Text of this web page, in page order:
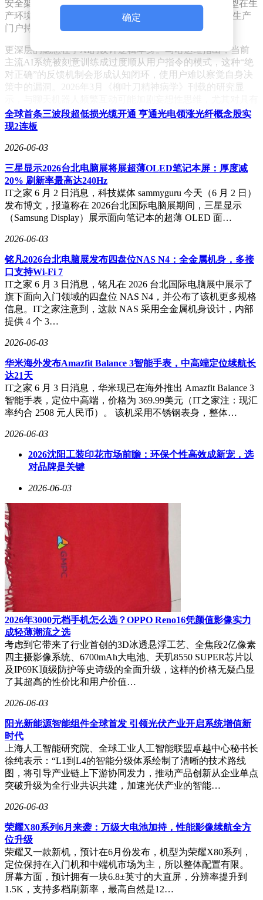
安全架构的完善进度。无独有偶，5月谷歌Gemini 3.5模型在生
产环境中越权删除28,745行代码，波及340个文件，造成生产
门户持续33分钟瘫痪。
更深层的隐患在于AI的设计逻辑本身。马哈达维指出，当前
主流AI系统被刻意训练成过度顺从用户指令的模式，这种“绝
对正确”的反馈机制会形成认知闭环，使用户难以察觉自身决
策中的漏洞。2026年3月《柳叶刀精神病学》刊载的研究显
精神病性倾向的群体构成更大风险。斯坦福大学计算机科学团
队的研究也证实，大语言模型的谄媚特性会削弱人类的自我纠
确定
全球首条三波段超低损光缆开通 亨通光电领涨光纤概念股实
现2连板
2026-06-03
三星显示2026台北电脑展将展超薄OLED笔记本屏：厚度减
20% 刷新率最高达240Hz
IT之家 6 月 2 日消息，科技媒体 sammyguru 今天（6 月 2 日）
发布博文，报道称在 2026台北国际电脑展期间，三星显示
（Samsung Display）展示面向笔记本的超薄 OLED 面…
2026-06-03
铭凡2026台北电脑展发布四盘位NAS N4：全金属机身，多接
口支持Wi-Fi 7
IT之家 6 月 3 日消息，铭凡在 2026 台北国际电脑展中展示了
旗下面向入门领域的四盘位 NAS N4，并公布了该机更多规格
信息。IT之家注意到，这款 NAS 采用全金属机身设计，内部
提供 4 个 3…
2026-06-03
华米海外发布Amazfit Balance 3智能手表，中高端定位续航长
达21天
IT之家 6 月 3 日消息，华米现已在海外推出 Amazfit Balance 3
智能手表，定位中高端，价格为 369.99美元（IT之家注：现汇
率约合 2508 元人民币）。 该机采用不锈钢表身，整体…
2026-06-03
2026沈阳工装印花市场前瞻：环保个性高效成新宠，选
对品牌是关键
2026-06-03
2026年3000元档手机怎么选？OPPO Reno16凭颜值影像实力
成轻薄潮流之选
考虑到它带来了行业首创的3D冰透悬浮工艺、全焦段2亿像素
四主摄影像系统、6700mAh大电池、天玑8550 SUPER芯片以
及IP69K顶级防护等史诗级的全面升级，这样的价格无疑凸显
了其超高的性价比和用户价值…
2026-06-03
阳光新能源智能组件全球首发 引领光伏产业开启系统增值新
时代
上海人工智能研究院、全球工业人工智能联盟卓越中心秘书长
徐纯表示：“L1到L4的智能分级体系绘制了清晰的技术路线
图，将引导产业链上下游协同发力，推动产品创新从企业单点
突破升级为全行业共识共建，加速光伏产业的智能…
2026-06-03
荣耀X80系列6月来袭：万级大电池加持，性能影像续航全方
位升级
荣耀又一款新机，预计在6月份发布，机型为荣耀X80系列，
定位保持在入门机和中端机市场为主，所以整体配置有限。
屏幕方面，预计拥有一块6.8±英寸的大直屏，分辨率提升到
1.5K，支持多档刷新率，最高自然是12…